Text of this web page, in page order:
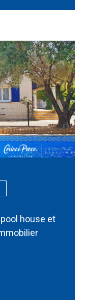
house et